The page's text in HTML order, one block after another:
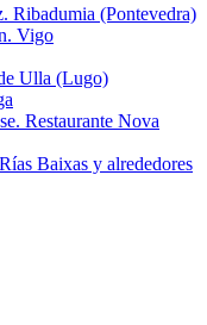
Ribadumia (Pontevedra)
Vigo
Ulla (Lugo)
Restaurante Nova
Baixas y alrededores